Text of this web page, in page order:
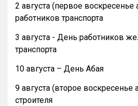
2 августа (первое воскресенье
работников транспорта
3 августа - День работников
транспорта
10 августа – День Абая
9 августа (второе воскресенье
строителя